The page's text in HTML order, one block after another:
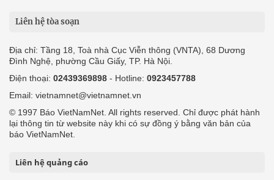
Liên hệ tòa soạn
Địa chỉ: Tầng 18, Toà nhà Cục Viễn thông (VNTA), 68 Dương
Đình Nghệ, phường Cầu Giấy, TP. Hà Nội.
Điện thoại: 02439369898 - Hotline: 0923457788
Email: vietnamnet@vietnamnet.vn
© 1997 Báo VietNamNet. All rights reserved. Chỉ được phát hành
lại thông tin từ website này khi có sự đồng ý bằng văn bản của
báo VietNamNet.
Liên hệ quảng cáo